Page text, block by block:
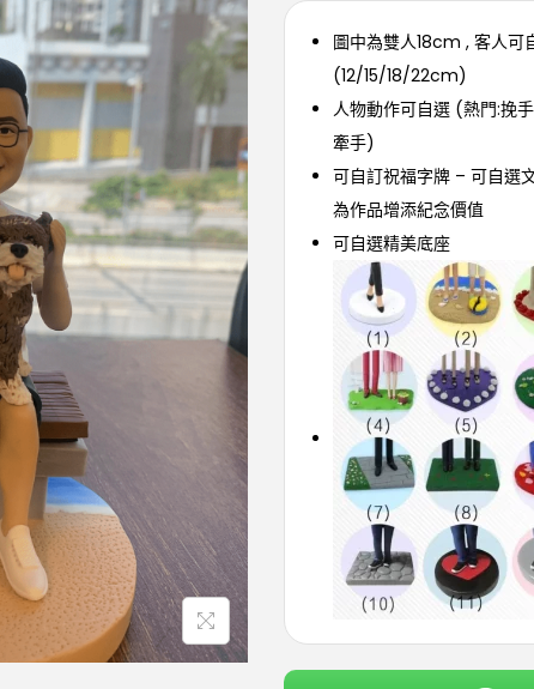
圖中為雙人18cm , 客人可
(12/15/18/22cm)
人物動作可自選 (熱門:挽
牽手)
可自訂祝福字牌 – 可自選
為作品增添紀念價值
可自選精美底座